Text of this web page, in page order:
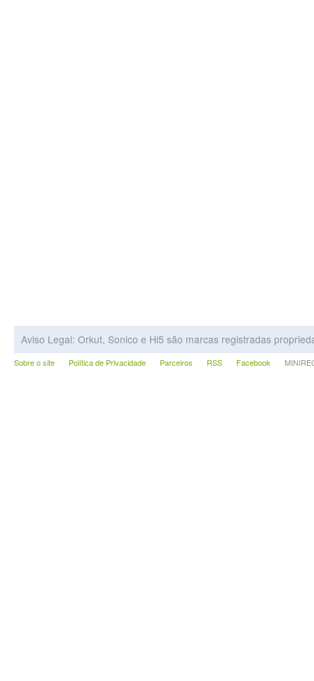
Aviso Legal: Orkut, Sonico e Hi5 são marcas registradas
Sobre o site Política de Privacidade Parceiros RSS Facebook